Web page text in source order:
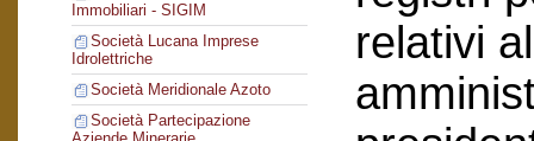
Immobiliari - SIGIM
Società Lucana Imprese
Idrolettriche
Società Meridionale Azoto
Società Partecipazione
relativi